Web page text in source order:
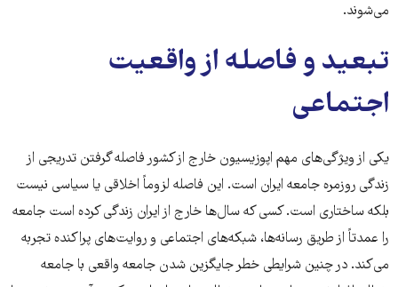
می‌شوند.
تبعید و فاصله از واقعیت
اجتماعی
یکی از ویژگی‌های مهم اپوزیسیون خارج از کشور فاصله گرفتن تدریجی از
زندگی روزمره جامعه ایران است. این فاصله لزوماً اخلاقی یا سیاسی نیست
بلکه ساختاری است. کسی که سال‌ها خارج از ایران زندگی کرده است جامعه
را عمدتاً از طریق رسانه‌ها، شبکه‌های اجتماعی و روایت‌های پراکنده تجربه
می‌کند. در چنین شرایطی خطر جایگزین شدن جامعه واقعی با جامعه